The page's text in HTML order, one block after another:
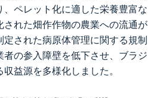
ペレット化に適した栄養豊富な
れた畑作作物の農業への流通が
定された病原体管理に関する規制
の参入障壁を低下させ、ブラジ
益源を多様化しました。